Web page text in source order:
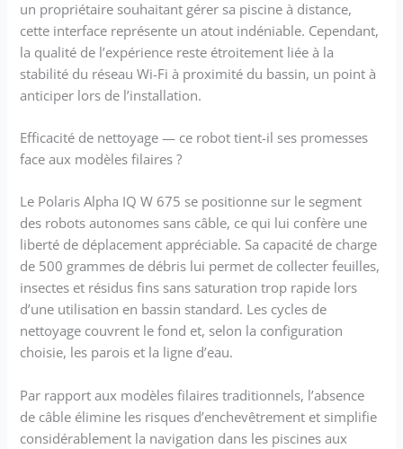
un propriétaire souhaitant gérer sa piscine à distance,
cette interface représente un atout indéniable. Cependant,
la qualité de l’expérience reste étroitement liée à la
stabilité du réseau Wi-Fi à proximité du bassin, un point à
anticiper lors de l’installation.
Efficacité de nettoyage — ce robot tient-il ses promesses
face aux modèles filaires ?
Le Polaris Alpha IQ W 675 se positionne sur le segment
des robots autonomes sans câble, ce qui lui confère une
liberté de déplacement appréciable. Sa capacité de charge
de 500 grammes de débris lui permet de collecter feuilles,
insectes et résidus fins sans saturation trop rapide lors
d’une utilisation en bassin standard. Les cycles de
nettoyage couvrent le fond et, selon la configuration
choisie, les parois et la ligne d’eau.
Par rapport aux modèles filaires traditionnels, l’absence
de câble élimine les risques d’enchevêtrement et simplifie
considérablement la navigation dans les piscines aux